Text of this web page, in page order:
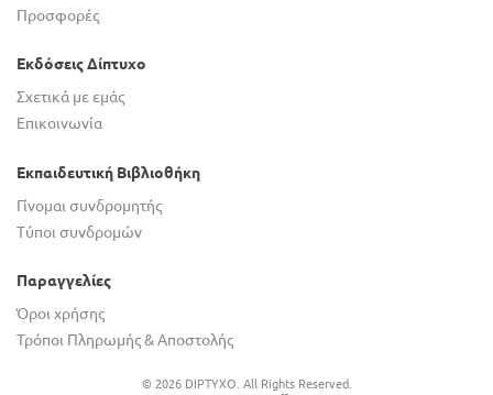
Προσφορές
Εκδόσεις Δίπτυχο
Σχετικά με εμάς
Επικοινωνία
Εκπαιδευτική Βιβλιοθήκη
Γίνομαι συνδρομητής
Τύποι συνδρομών
Παραγγελίες
Όροι χρήσης
Τρόποι Πληρωμής & Αποστολής
© 2026 DIPTYXO. All Rights Reserved.